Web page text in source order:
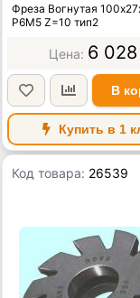
Фреза Вогнутая
Р6М5 Z=10 тип2
6 028
В
Купить в 1
Код товара: 26539